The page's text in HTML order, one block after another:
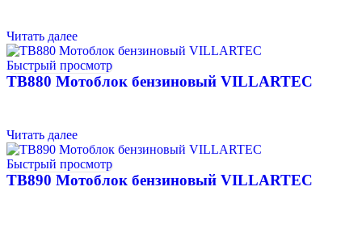
Читать далее
Быстрый просмотр
TB880 Мотоблок бензиновый VILLARTEC
Читать далее
Быстрый просмотр
TB890 Мотоблок бензиновый VILLARTEC